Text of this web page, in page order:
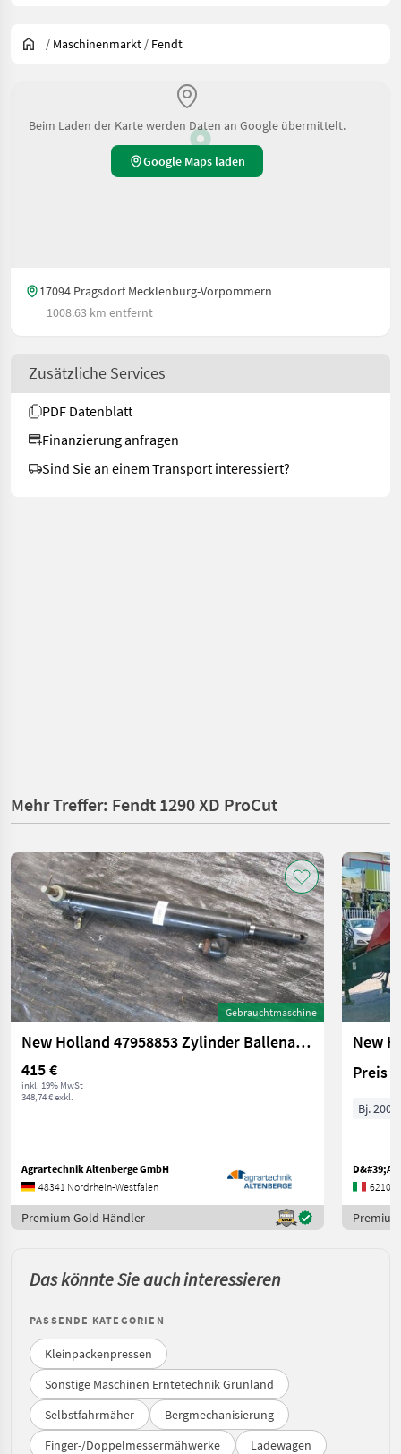
/ Maschinenmarkt / Fendt
Beim Laden der Karte werden Daten an Google übermittelt.
Google Maps laden
17094 Pragsdorf Mecklenburg-Vorpommern
1008.63 km entfernt
Zusätzliche Services
PDF Datenblatt
Finanzierung anfragen
Sind Sie an einem Transport interessiert?
Mehr Treffer: Fendt 1290 XD ProCut
Gebrauchtmaschine
New Holland 47958853 Zylinder Ballenauswerfer fürBB1270/1290
415 €
inkl. 19% MwSt
348,74 € exkl.
Agrartechnik Altenberge GmbH
48341 Nordrhein-Westfalen
Premium Gold Händler
New
Preis
Bj. 2001
62100
Das könnte Sie auch interessieren
PASSENDE KATEGORIEN
Kleinpackenpressen
Sonstige Maschinen Erntetechnik Grünland
Selbstfahrmäher
Bergmechanisierung
Finger-/Doppelmessermähwerke
Ladewagen